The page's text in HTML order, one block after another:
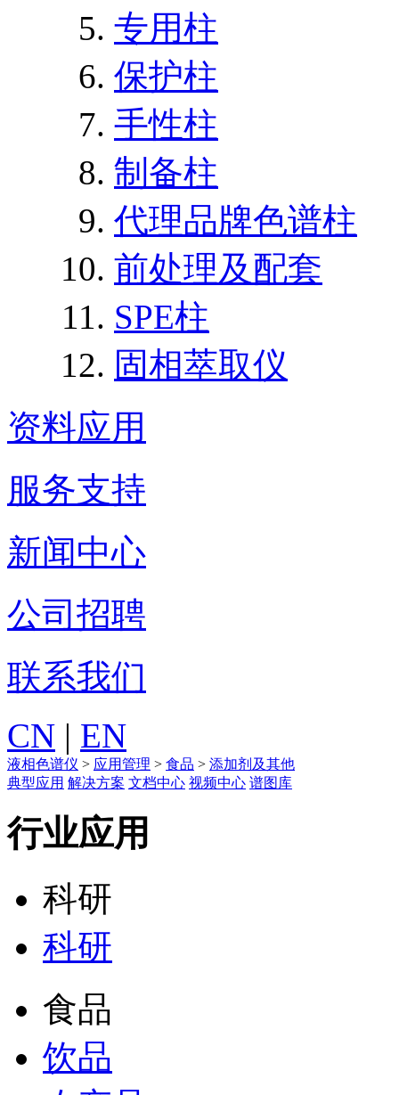
专用柱
保护柱
手性柱
制备柱
代理品牌色谱柱
前处理及配套
SPE柱
固相萃取仪
资料应用
服务支持
新闻中心
公司招聘
联系我们
CN | EN
液相色谱仪 > 应用管理 > 食品 > 添加剂及其他
典型应用 解决方案 文档中心 视频中心 谱图库
行业应用
科研
科研
食品
饮品